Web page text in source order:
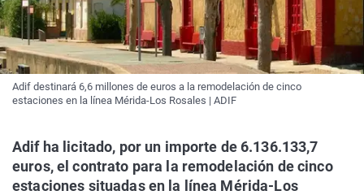
Adif destinará 6,6 millones de euros a la remodelación de cinco
estaciones en la línea Mérida-Los Rosales | ADIF
Adif ha licitado, por un importe de 6.136.133,7
euros, el contrato para la remodelación de cinco
estaciones situadas en la línea Mérida-Los